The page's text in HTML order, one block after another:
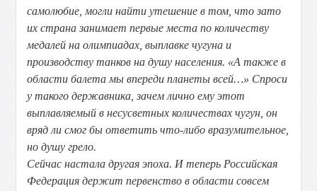
самолюбие, могли найти утешение в том, что зато
их страна занимает первые места по количеству
медалей на олимпиадах, выплавке чугуна и
производству танков на душу населения. «А также в
области балета мы впереди планеты всей…» Спроси
у такого державника, зачем лично ему этот
выплавляемый в несусветных количествах чугун, он
вряд ли смог бы ответить что-либо вразумительное,
но душу грело.
Сейчас настала другая эпоха. И теперь Российская
Федерация держит первенство в области совсем